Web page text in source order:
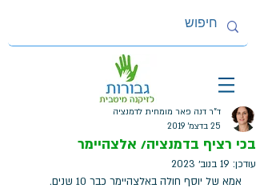
בכי רציף בדמנציה/ אלצהיימר
ד"ר דנה פאר מומחית לדמנציה
25 בדצמ׳ 2019
עודכן: 19 בנוב׳ 2023
אמא של יוסף חולה באלצהיימר כבר 10 שנים.